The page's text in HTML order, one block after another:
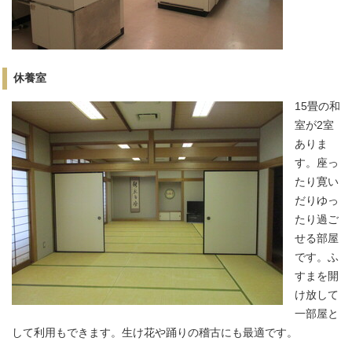
休養室
15畳の和
室が2室
ありま
す。座っ
たり寛い
だりゆっ
たり過ご
せる部屋
です。ふ
すまを開
け放して
一部屋と
して利用もできます。生け花や踊りの稽古にも最適です。